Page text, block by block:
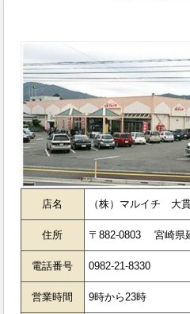
店名 （株）マルイチ 大
住所 〒882-0803 宮崎県
電話番号 0982-21-8330
営業時間 9時から23時